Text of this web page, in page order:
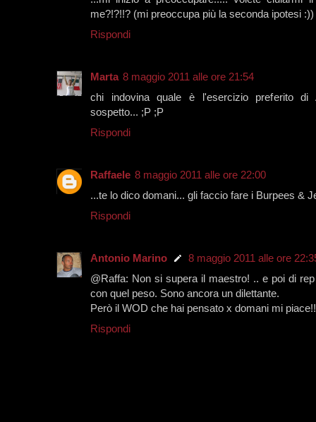
me?!?!!? (mi preoccupa più la seconda ipotesi :))
Rispondi
Marta 8 maggio 2011 alle ore 21:54
chi indovina quale è l'esercizio preferito di
sospetto... ;P ;P
Rispondi
Raffaele 8 maggio 2011 alle ore 22:00
...te lo dico domani... gli faccio fare i Burpees &
Rispondi
Antonio Marino
8 maggio 2011 alle ore
@Raffa: Non si supera il maestro! .. e poi di
con quel peso. Sono ancora un dilettante.
Però il WOD che hai pensato x domani mi
Rispondi